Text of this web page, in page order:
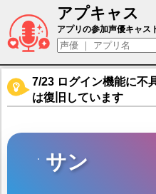
アプキャス
サン（声優：首
アプリの参加声優キャス
7/23 ログイン機能に不
は復旧しています
サン